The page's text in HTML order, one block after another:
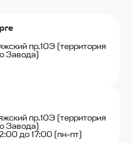
пр.10Э (территория
Завода)
пр.10Э (территория
Завода)
до 17:00 (пн-пт)